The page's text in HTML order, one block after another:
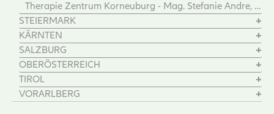
Therapie Zentrum Korneuburg - Mag. Stefanie Andre, Bakk.
STEIERMARK
KÄRNTEN
SALZBURG
OBERÖSTERREICH
TIROL
VORARLBERG